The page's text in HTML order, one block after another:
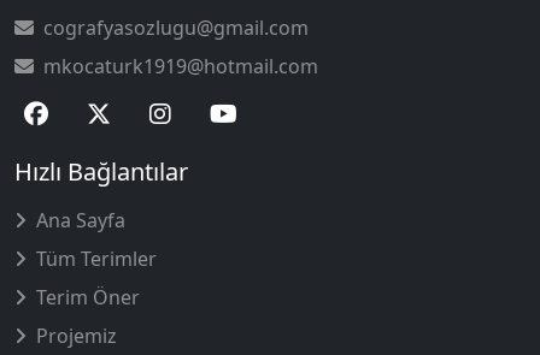
cografyasozlugu@gmail.com
mkocaturk1919@hotmail.com
Hızlı Bağlantılar
Ana Sayfa
Tüm Terimler
Terim Öner
Projemiz